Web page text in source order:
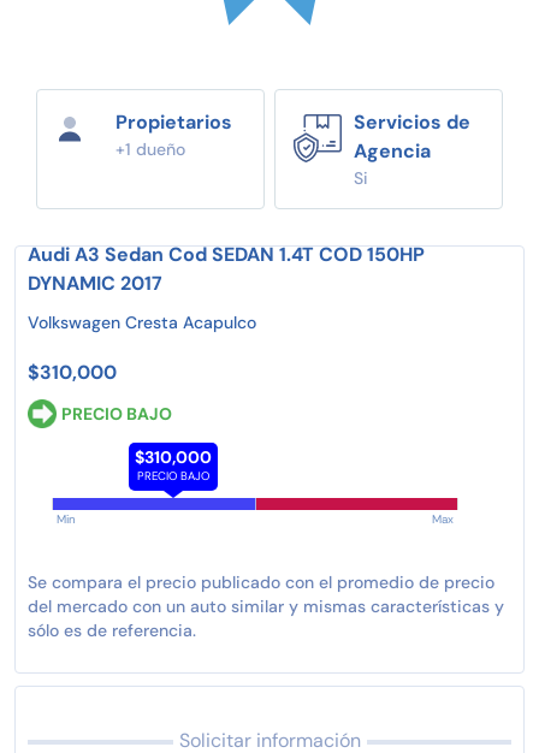
Propietarios
+1 dueño
Servicios de
Agencia
Si
Audi A3 Sedan Cod SEDAN 1.4T COD 150HP
DYNAMIC 2017
Volkswagen Cresta Acapulco
$310,000
PRECIO BAJO
$310,000
PRECIO BAJO
Min Max
Se compara el precio publicado con el promedio de precio
del mercado con un auto similar y mismas características y
sólo es de referencia.
Solicitar información